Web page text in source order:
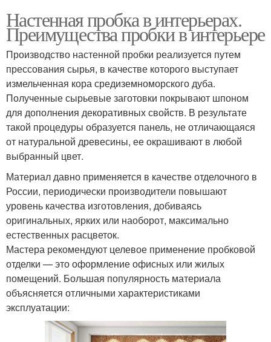
Настенная пробка в интерьерах.
Преимущества пробки в интерьере
Производство настенной пробки реализуется путем
прессования сырья, в качестве которого выступает
измельченная кора средиземноморского дуба.
Полученные сырьевые заготовки покрывают шпоном
для дополнения декоративных свойств. В результате
такой процедуры образуется панель, не отличающаяся
от натуральной древесины, ее окрашивают в любой
выбранный цвет.
Материал давно применяется в качестве отделочного в
России, периодически производители повышают
уровень качества изготовления, добиваясь
оригинальных, ярких или наоборот, максимально
естественных расцветок.
Мастера рекомендуют целевое применение пробковой
отделки — это оформление офисных или жилых
помещений. Большая популярность материала
объясняется отличными характеристиками
эксплуатации: